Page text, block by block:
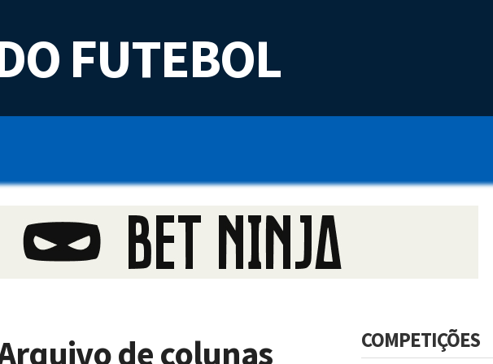
FUTEBOL
de colunas COMPETIÇÕES